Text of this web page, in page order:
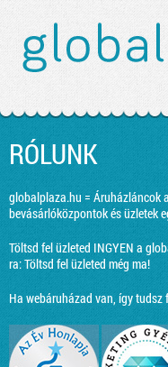
RÓLUNK
globalplaza.hu = Áruházláncok
bevásárlóközpontok és üzletek
Töltsd fel üzleted INGYEN a
ra:Töltsd fel üzleted még ma!
Ha webáruházad van, így tudsz